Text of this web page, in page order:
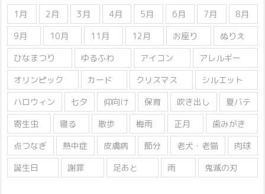
1月 2月 3月 4月 5月 6月 7月
8月
9月
10月 11月 12月 お座り
ぬりえ
ひなまつり
ゆるふわ アイコン
アレルギー
オリンピック
カード クリスマス
シルエット
ハロウィン
七夕 仰向け 保育 吹き出し
夏バテ
寄生虫
寝る 散歩 梅雨 正月
歯みがき
点つなぎ
熱中症 皮膚病 節分 老犬・老猫
肉球
誕生日
謝罪 足あと 雨 鬼滅の刃